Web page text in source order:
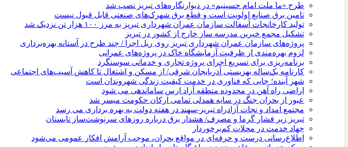
طرح «ما ملت امام حسینیم» در دیوارنگاره‌های تبریز نصب شد
تامین برق صنایع اولویت است و قطع برق شهرک‌های صنعتی قابل قبول نیست
تولید کارخانجات آسفالت سازمان عمران شهرداری تبریز به مرز ۱۰۰ هزار تن نزدیک شد
تشکیل مجمع خیرین مدرسه ‌ساز خارج از کشور در تبریز
پروژه‌های سازمان عمران شهرداری تبریز روی ریل اجرا / چند طرح در آستانه بهره‌برداری
لزوم بهره‌مندی از ظرفیت آزمایشگاه خاک در پروژه‌های عمرانی
برنامه‌ریزی برای تسریع اجرای پروژه تجاری و خدماتی سوسنگرد
کارنامه یک‌ساله بهزیستی آذربایجان شرقی/ از مسکن و اشتغال تا کاهش آسیب‌های اجتماعی
شهر آینده؛ جایی که فناوری در خدمت کیفیت زندگی شهروندان است
اراضی راه آهن در محدوده منطقه آزاد ارس ساماندهی می شود
عبور از بحران جنگ در سایه همدلی تمامی ارکان حکومت میسر شد
مجتمع امداد و نجات آزادراه تبریز-سهند در هفته دولت به بهره ‌برداری می‌ رسد
تبریز زیر فشار گرما و مصرف/ هشدار برق درباره روزهای سرنوشت‌ساز تابستان
جهاد خدمت در محلات کم‌برخوردار
اطلاع‌رسانی درست و حرفه‌ای در مواقع بحران، موجب آرامش افکار عمومی می‌شود